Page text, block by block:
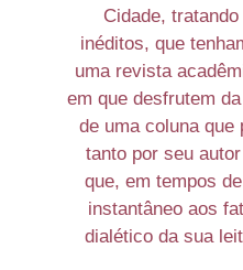
Cidade,
inéditos, que
uma revista
em que desfrutem
de uma coluna
tanto por seu
que, em tempos de
instantâneo aos
dialético da sua